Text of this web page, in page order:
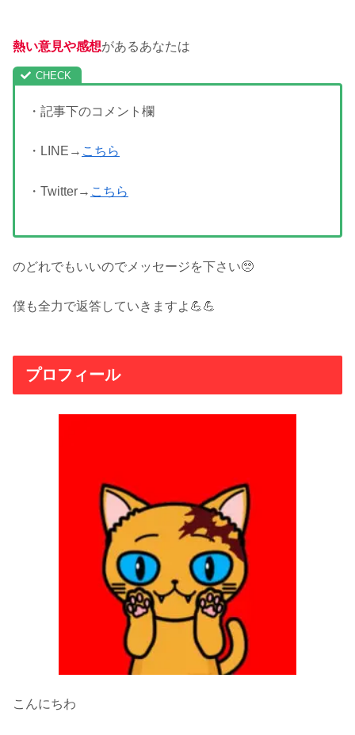
熱い意見や感想があるあなたは
・記事下のコメント欄
・LINE→ こちら
・Twitter→ こちら
のどれでもいいのでメッセージを下さい🥺
僕も全力で返答していきますよ💪💪
プロフィール
こんにちわ